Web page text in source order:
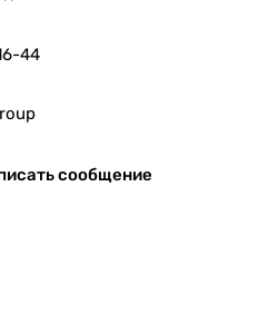
44
сообщение